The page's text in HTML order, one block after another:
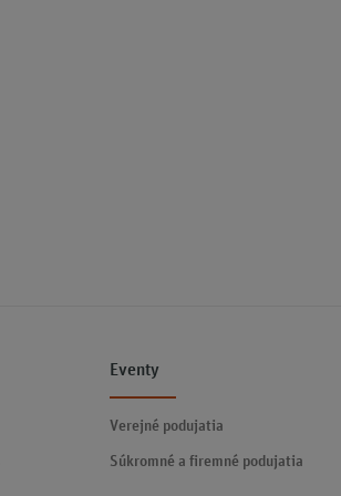
Eventy
Verejné podujatia
Súkromné a firemné podujatia